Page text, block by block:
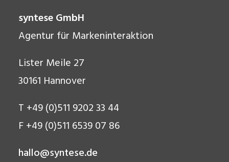
synteseGmbH
Agentur für Markeninteraktion
Lister Meile 27
30161 Hannover
T +49 (0)511 9202 33 44
F +49 (0)511 6539 07 86
hallo@syntese.de